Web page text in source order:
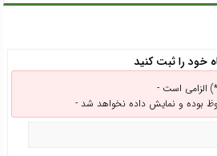
خود را ثبت کنید
الزامی است -
بوده و نمایش داده نخواهد شد -